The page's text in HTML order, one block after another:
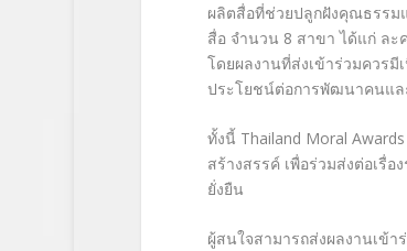
ผลิตสื่อที่ช่วยปลูกฝังคุณธรรม
สื่อ จำนวน 8 สาขา ได้แก่ ล
โดยผลงานที่ส่งเข้าร่วมควร
ประโยชน์ต่อการพัฒนาคนแล
ทั้งนี้ Thailand Moral
สร้างสรรค์ เพื่อร่วมส่งต่อเรื่
ยั่งยืน
ผู้สนใจสามารถส่งผลงานเข้